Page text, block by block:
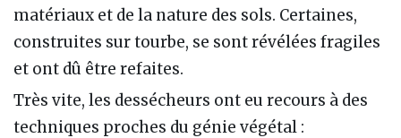
matériaux et de la nature des sols. Certaines,
construites sur tourbe, se sont révélées fragiles
et ont dû être refaites.
Très vite, les dessécheurs ont eu recours à des
techniques proches du génie végétal :